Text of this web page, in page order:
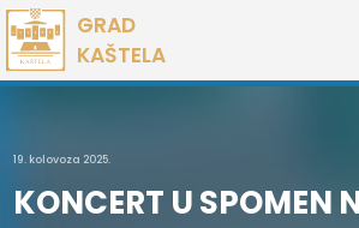
Preskoči
na
sadržaj
GRAD
KAŠTELA
19. kolovoza 2025.
KONCERT U SPOMEN